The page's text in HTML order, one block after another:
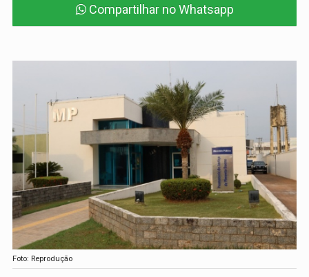
Compartilhar no Whatsapp
Foto: Reprodução